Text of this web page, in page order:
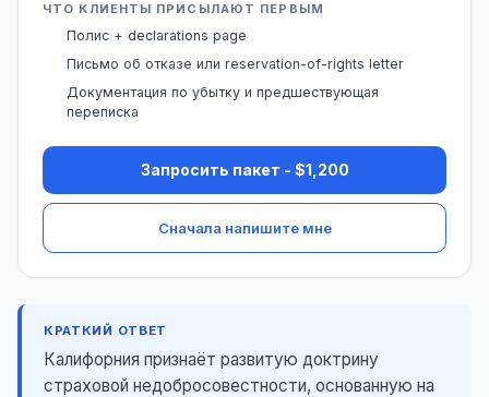
ЧТО КЛИЕНТЫ ПРИСЫЛАЮТ ПЕРВЫМ
Полис + declarations page
Письмо об отказе или reservation-of-rights letter
Документация по убытку и предшествующая
переписка
Запросить пакет - $1,200
Сначала напишите мне
КРАТКИЙ ОТВЕТ
Калифорния признаёт развитую доктрину
страховой недобросовестности, основанную на